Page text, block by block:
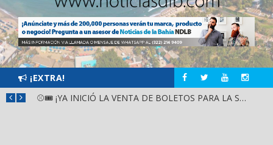
¡EXTRA!
⚾🎟️ ¡YA INICIÓ LA VENTA DE BOLETOS PARA LA SERIE DEL CARIBE KIDS NAYARIT 2026!